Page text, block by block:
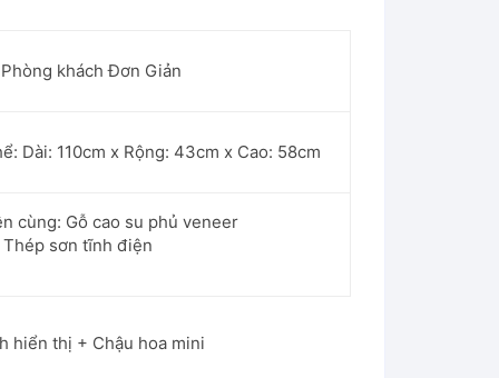
khách Đơn Giản
Dài: 110cm x Rộng: 43cm x Cao: 58cm
cùng: Gỗ cao su phủ veneer
sơn tĩnh điện
hiển thị + Chậu hoa mini